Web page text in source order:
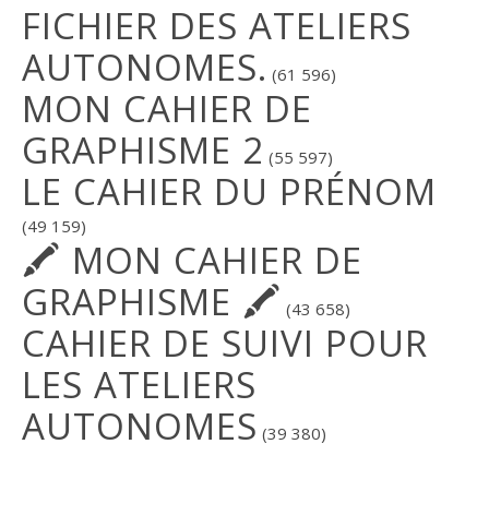
FICHIER DES ATELIERS
AUTONOMES. (61 596)
MON CAHIER DE
GRAPHISME 2 (55 597)
LE CAHIER DU PRÉNOM
(49 159)
🖍 MON CAHIER DE
GRAPHISME 🖍 (43 658)
CAHIER DE SUIVI POUR
LES ATELIERS
AUTONOMES (39 380)